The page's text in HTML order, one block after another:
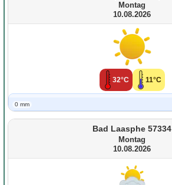
Montag
10.08.2026
32°C 11°C
0 mm
Bad Laasphe 57334
Montag
10.08.2026